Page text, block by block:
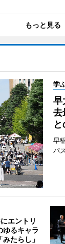
もっと見る
学
早
早
パ
エントリ
ゆるキャラ
みたらし」